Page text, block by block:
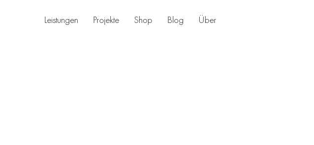
Leistungen Projekte Shop Blog Über